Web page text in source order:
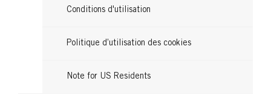
Conditions d'utilisation
Politique d’utilisation des cookies
Note for US Residents